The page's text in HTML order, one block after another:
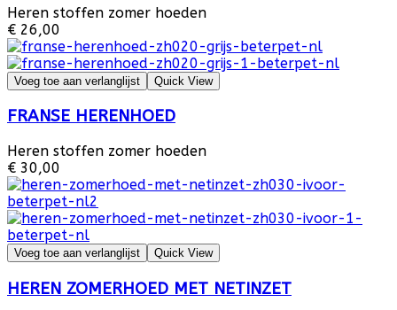
Heren stoffen zomer hoeden
€ 26,00
Voeg toe aan verlanglijst Quick View
FRANSE HERENHOED
Heren stoffen zomer hoeden
€ 30,00
Voeg toe aan verlanglijst Quick View
HEREN ZOMERHOED MET NETINZET